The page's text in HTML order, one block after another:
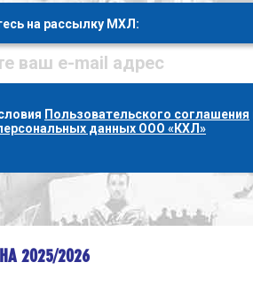
на рассылку МХЛ:
Пользовательского соглашения
данных ООО «КХЛ»
2025/2026